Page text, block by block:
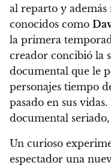
al reparto y además
conocidos como
la primera
creador concibió la
documental que le
personajes tiempo
pasado en sus vidas.
documental seriado,
Un curioso
espectador una